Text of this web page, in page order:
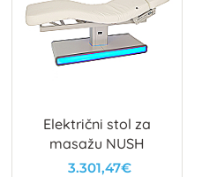
Električni stol za
masažu NUSH
3.301,47€